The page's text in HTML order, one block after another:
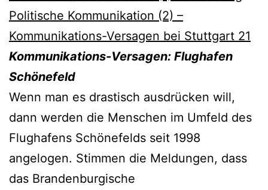
Politische Kommunikation (2) –
Kommunikations-Versagen bei Stuttgart 21
Kommunikations-Versagen: Flughafen
Schönefeld
Wenn man es drastisch ausdrücken will,
dann werden die Menschen im Umfeld des
Flughafens Schönefelds seit 1998
angelogen. Stimmen die Meldungen, dass
das Brandenburgische